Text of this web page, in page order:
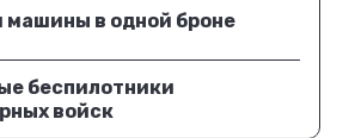
машины в одной броне
беспилотники
войск